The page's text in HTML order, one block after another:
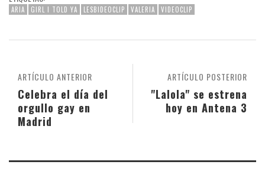
ARIA GIRL I TOLD YA LESBIDEOCLIP VALERIA VIDEOCLIP
ARTÍCULO POSTERIOR
"Lalola" se estrena
hoy en Antena 3
ARTÍCULO ANTERIOR
Celebra el día del
orgullo gay en
Madrid